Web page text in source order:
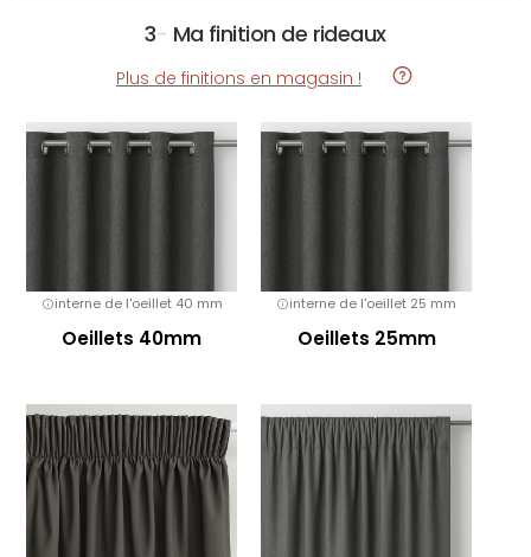
3- Ma finition de rideaux
Plus de finitions en magasin !
interne de l'oeillet 40 mm
Oeillets 40mm
interne de l'oeillet 25 mm
Oeillets 25mm